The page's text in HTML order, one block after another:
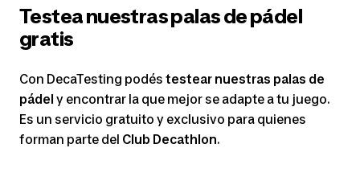
Testea nuestras palas de pádel
gratis
Con DecaTesting podés testear nuestras palas de
pádel y encontrar la que mejor se adapte a tu juego.
Es un servicio gratuito y exclusivo para quienes
forman parte del Club Decathlon.